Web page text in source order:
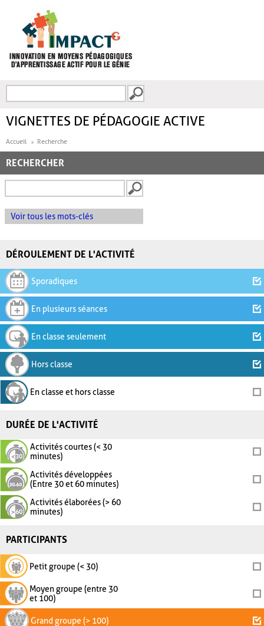
FORMULAIRE DE
VIGNETTES DE PÉDAGOGIE ACTIVE
Accueil Recherche
RECHERCHER
Voir tous les mots-clés
DÉROULEMENT DE L'ACTIVITÉ
Sporadiques
En plusieurs séances
En classe seulement
Hors classe
En classe et hors classe
DURÉE DE L'ACTIVITÉ
Activités courtes (< 30
minutes)
Activités développées
(Entre 30 et 60 minutes)
Activités élaborées (> 60
minutes)
PARTICIPANTS
Petit groupe (< 30)
Moyen groupe (entre 30
et 100)
Grand groupe (> 100)